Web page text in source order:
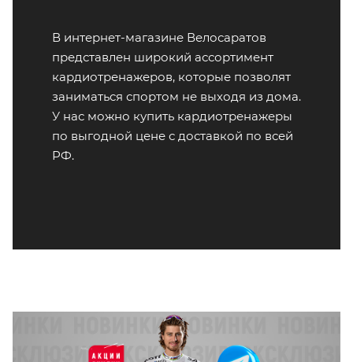
В интернет-магазине Велосаратов
представлен широкий ассортимент
кардиотренажеров, которые позволят
заниматься спортом не выходя из дома.
У нас можно купить кардиотренажеры
по выгодной цене с доставкой по всей
РФ.